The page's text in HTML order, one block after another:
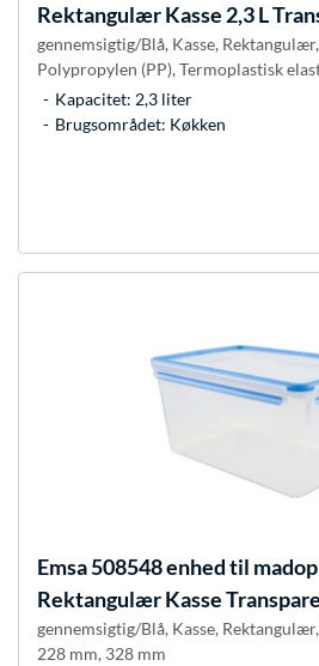
Rektangulær Kasse 2,3 L
gennemsigtig/Blå, Kasse,
Polypropylen (PP), Termoplastisk
Kapacitet: 2,3 liter
Brugsområdet: Køkken
Emsa508548 enhed til
Rektangulær Kasse
gennemsigtig/Blå, Kasse,
228 mm, 328 mm